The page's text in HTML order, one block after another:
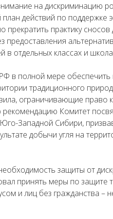
на дискриминацию
действий по поддержке
практику
предоставления
в отдельных классах и
в полной мере
традиционного
ограничивающие право
Комитет
Западной Сибири,
добычи угля на
защиты от
принять меры по защите
и лиц без гражданства –